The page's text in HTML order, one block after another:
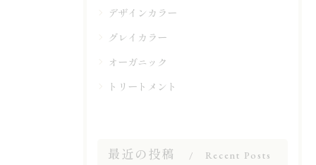
デザインカラー
グレイカラー
オーガニック
トリートメント
最近の投稿 Recent Posts